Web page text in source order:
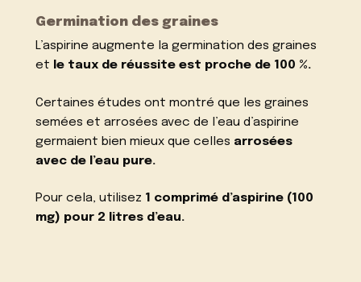
Germination des graines
L’aspirine augmente la germination des graines
et le taux de réussite est proche de 100 %.
Certaines études ont montré que les graines
semées et arrosées avec de l’eau d’aspirine
germaient bien mieux que celles arrosées
avec de l’eau pure.
Pour cela, utilisez 1 comprimé d’aspirine (100
mg) pour 2 litres d’eau.